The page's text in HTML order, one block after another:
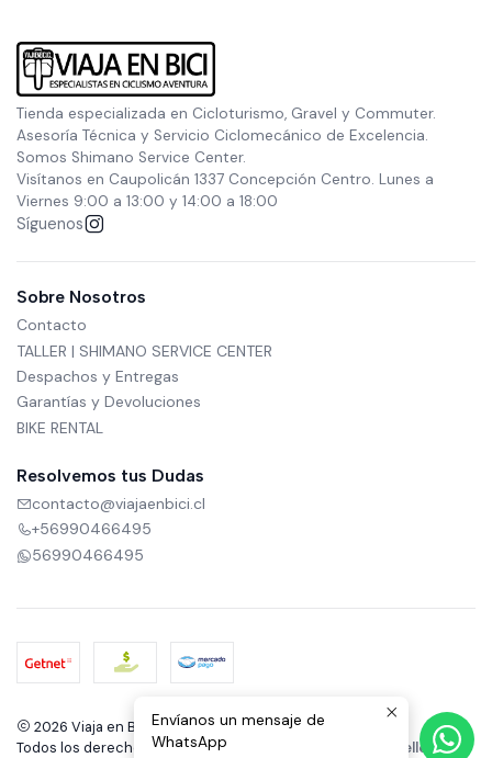
Tienda especializada en Cicloturismo, Gravel y Commuter.
Asesoría Técnica y Servicio Ciclomecánico de Excelencia.
Somos Shimano Service Center.
Visítanos en Caupolicán 1337 Concepción Centro. Lunes a
Viernes 9:00 a 13:00 y 14:00 a 18:00
Síguenos
Sobre Nosotros
Contacto
TALLER | SHIMANO SERVICE CENTER
Despachos y Entregas
Garantías y Devoluciones
BIKE RENTAL
Resolvemos tus Dudas
contacto@viajaenbici.cl
+56990466495
56990466495
2026 Viaja en Bici.
Todos los derechos reservados.
Desarrollado por Jumpseller.
Envíanos un mensaje de
WhatsApp